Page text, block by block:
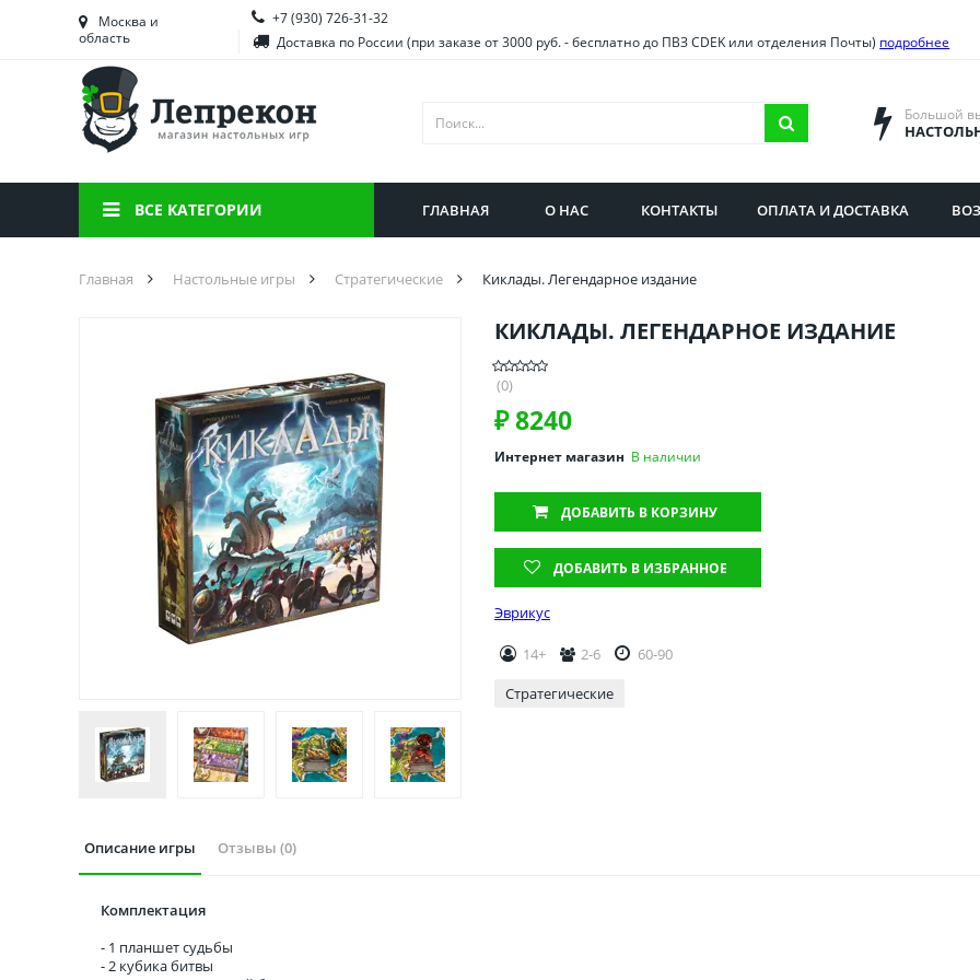
Башкортостан
Брянская область
Вологодская область
Воронежская область
Иркутская область
Саратовская область
Москва и
область
+7 (930) 726-31-32
Доставка по России (при заказе от 3000 руб. - бесплатно до ПВЗ CDEK или отделения Почты) подробнее
Большой
ВСЕ КАТЕГОРИИ ГЛАВНАЯ О НАС КОНТАКТЫ ОПЛАТА И ДОСТАВКА
Главная Настольные игры Стратегические Киклады. Легендарное издание
КИКЛАДЫ. ЛЕГЕНДАРНОЕ ИЗДАНИЕ
(0)
₽8240
Интернет магазин В наличии
ДОБАВИТЬ В КОРЗИНУ
ДОБАВИТЬ В ИЗБРАННОЕ
Эврикус
14+ 2-6
60-90
Стратегические
Описание игры Отзывы (0)
Комплектация
- 1 планшет судьбы
- 2 кубика битвы